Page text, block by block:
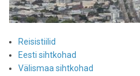
Reisistiilid
Eesti sihtkohad
Välismaa sihtkohad